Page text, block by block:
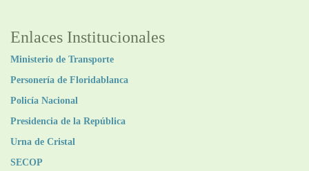
Enlaces Institucionales
Ministerio de Transporte
Personería de Floridablanca
Policía Nacional
Presidencia de la República
Urna de Cristal
SECOP